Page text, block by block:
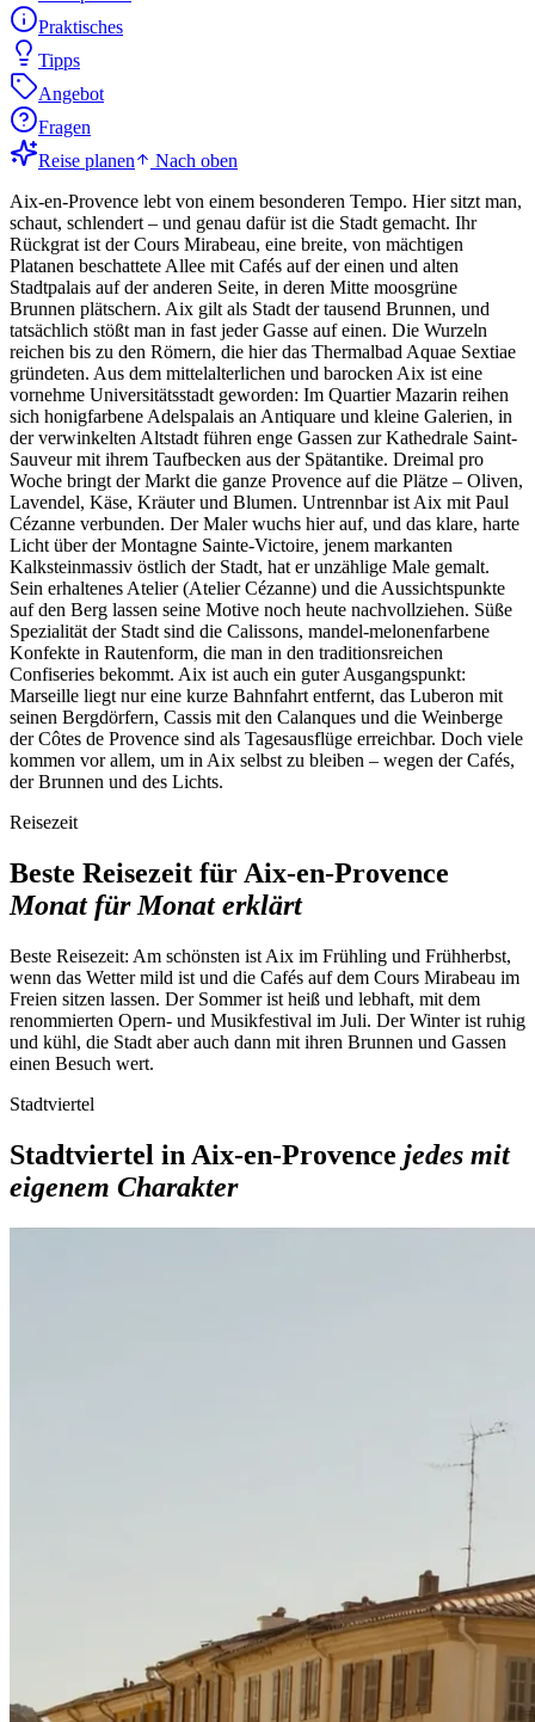
Praktisches
Tipps
Angebot
Fragen
Reise planen
Nach oben
Aix-en-Provence lebt von einem besonderen Tempo. Hier sitzt man,
schaut, schlendert – und genau dafür ist die Stadt gemacht. Ihr
Rückgrat ist der Cours Mirabeau, eine breite, von mächtigen
Platanen beschattete Allee mit Cafés auf der einen und alten
Stadtpalais auf der anderen Seite, in deren Mitte moosgrüne
Brunnen plätschern. Aix gilt als Stadt der tausend Brunnen, und
tatsächlich stößt man in fast jeder Gasse auf einen. Die Wurzeln
reichen bis zu den Römern, die hier das Thermalbad Aquae Sextiae
gründeten. Aus dem mittelalterlichen und barocken Aix ist eine
vornehme Universitätsstadt geworden: Im Quartier Mazarin reihen
sich honigfarbene Adelspalais an Antiquare und kleine Galerien, in
der verwinkelten Altstadt führen enge Gassen zur Kathedrale Saint-
Sauveur mit ihrem Taufbecken aus der Spätantike. Dreimal pro
Woche bringt der Markt die ganze Provence auf die Plätze – Oliven,
Lavendel, Käse, Kräuter und Blumen. Untrennbar ist Aix mit Paul
Cézanne verbunden. Der Maler wuchs hier auf, und das klare, harte
Licht über der Montagne Sainte-Victoire, jenem markanten
Kalksteinmassiv östlich der Stadt, hat er unzählige Male gemalt.
Sein erhaltenes Atelier (Atelier Cézanne) und die Aussichtspunkte
auf den Berg lassen seine Motive noch heute nachvollziehen. Süße
Spezialität der Stadt sind die Calissons, mandel-melonenfarbene
Konfekte in Rautenform, die man in den traditionsreichen
Confiseries bekommt. Aix ist auch ein guter Ausgangspunkt:
Marseille liegt nur eine kurze Bahnfahrt entfernt, das Luberon mit
seinen Bergdörfern, Cassis mit den Calanques und die Weinberge
der Côtes de Provence sind als Tagesausflüge erreichbar. Doch viele
kommen vor allem, um in Aix selbst zu bleiben – wegen der Cafés,
der Brunnen und des Lichts.
Reisezeit
Beste Reisezeit für Aix-en-Provence
Monat für Monat erklärt
Beste Reisezeit: Am schönsten ist Aix im Frühling und Frühherbst,
wenn das Wetter mild ist und die Cafés auf dem Cours Mirabeau im
Freien sitzen lassen. Der Sommer ist heiß und lebhaft, mit dem
renommierten Opern- und Musikfestival im Juli. Der Winter ist ruhig
und kühl, die Stadt aber auch dann mit ihren Brunnen und Gassen
einen Besuch wert.
Stadtviertel
Stadtviertel in Aix-en-Provence jedes mit
eigenem Charakter